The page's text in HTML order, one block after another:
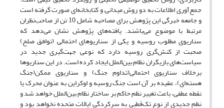
جمع‌آوری اطلاعات به دو روش میدانی و کتابخانه‌ای صورت گرفته است
و جامعه خبرگی این پژوهش برای مصاحبه شامل 10 تن از صاحب‌نظران
مرتبط با موضوع می‌باشند. یافته‌های پژوهش نشان می‌دهد که
سناریوی مطلوب روسیه و یکی از سناریوهای احتمالی (توافق صلح)
صحبت از کنش‌گری روسیه دارد که نوعی جهت‌گیری جدید در
سیاست‌های بازیگران نظام بین‌الملل ایجاد کرده است. در این سناریوها
برخلاف سناریوی احتمالی(تداوم جنگ) و سناریوی ممکن(جنگ
هسته‌ای)، عقیده بر آن است جنگ روسیه و اوکراین به عنوان محرک یا
نقطه عطفی، باعث تغییر نظم حاکم بر ساختار نظام بین‌الملل خواهد شد و
نظم جدیدی از نوع تک‌قطبی به سرکردگی ایالات متحده نخواهد بود و